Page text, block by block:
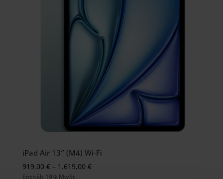
iPad Air 13″ (M4) Wi-Fi
919,00 € – 1.619,00 €Preisspanne:
Enthält 19% MwSt.